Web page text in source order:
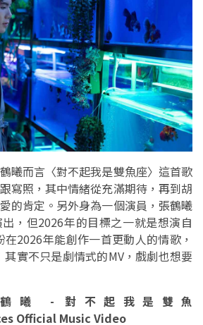
曦而言〈對不起我是雙魚座〉這首歌
寫照，其中情緒從充滿期待，再到胡
的肯定。另外身為一個演員，張鶴曦
，但2026年的目標之一就是想演自
在2026年能創作一首更動人的情歌，
其實不只是劇情式的MV，戲劇也想要
鶴曦 - 對不起我是雙魚
Official Music Video